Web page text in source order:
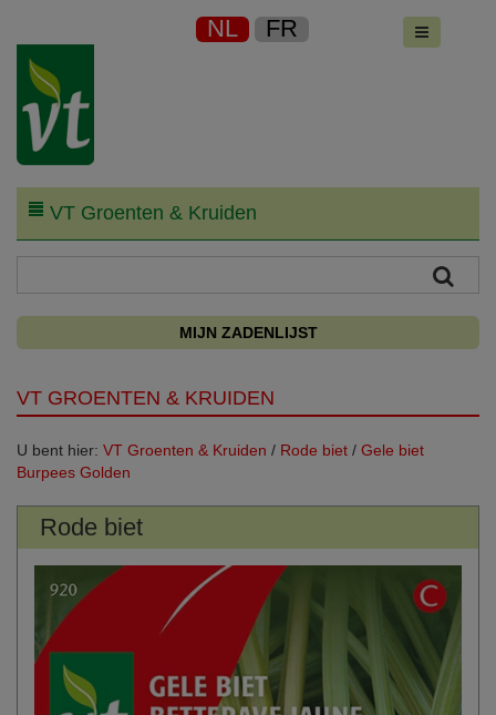
NL FR
VT Groenten & Kruiden
MIJN ZADENLIJST
VT GROENTEN & KRUIDEN
U bent hier: VT Groenten & Kruiden / Rode biet / Gele biet
Burpees Golden
Rode biet